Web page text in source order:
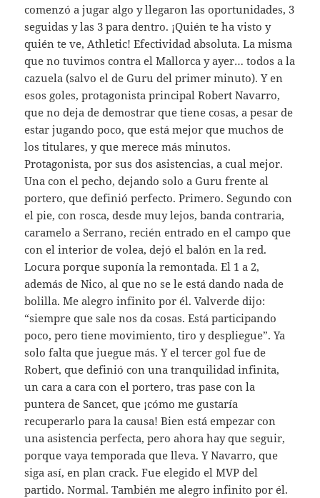
comenzó a jugar algo y llegaron las oportunidades, 3
seguidas y las 3 para dentro. ¡Quién te ha visto y
quién te ve, Athletic! Efectividad absoluta. La misma
que no tuvimos contra el Mallorca y ayer… todos a la
cazuela (salvo el de Guru del primer minuto). Y en
esos goles, protagonista principal Robert Navarro,
que no deja de demostrar que tiene cosas, a pesar de
estar jugando poco, que está mejor que muchos de
los titulares, y que merece más minutos.
Protagonista, por sus dos asistencias, a cual mejor.
Una con el pecho, dejando solo a Guru frente al
portero, que definió perfecto. Primero. Segundo con
el pie, con rosca, desde muy lejos, banda contraria,
caramelo a Serrano, recién entrado en el campo que
con el interior de volea, dejó el balón en la red.
Locura porque suponía la remontada. El 1 a 2,
además de Nico, al que no se le está dando nada de
bolilla. Me alegro infinito por él. Valverde dijo:
“siempre que sale nos da cosas. Está participando
poco, pero tiene movimiento, tiro y despliegue”. Ya
solo falta que juegue más. Y el tercer gol fue de
Robert, que definió con una tranquilidad infinita,
un cara a cara con el portero, tras pase con la
puntera de Sancet, que ¡cómo me gustaría
recuperarlo para la causa! Bien está empezar con
una asistencia perfecta, pero ahora hay que seguir,
porque vaya temporada que lleva. Y Navarro, que
siga así, en plan crack. Fue elegido el MVP del
partido. Normal. También me alegro infinito por él.